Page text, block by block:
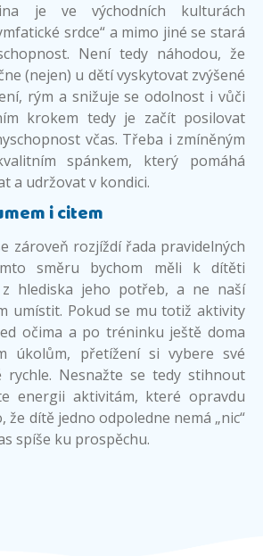
je ve východních kulturách
srdce“ a mimo jiné se stará
Není tedy náhodou, že
(nejen) u dětí vyskytovat zvýšené
rým a snižuje se odolnost i vůči
krokem tedy je začít posilovat
včas. Třeba i zmíněným
spánkem, který pomáhá
a udržovat v kondici.
i citem
zároveň rozjíždí řada pravidelných
směru bychom měli k dítěti
hlediska jeho potřeb, a ne naší
umístit. Pokud se mu totiž aktivity
očima a po tréninku ještě doma
úkolům, přetížení si vybere své
rychle. Nesnažte se tedy stihnout
energii aktivitám, které opravdu
že dítě jedno odpoledne nemá „nic“
spíše ku prospěchu.